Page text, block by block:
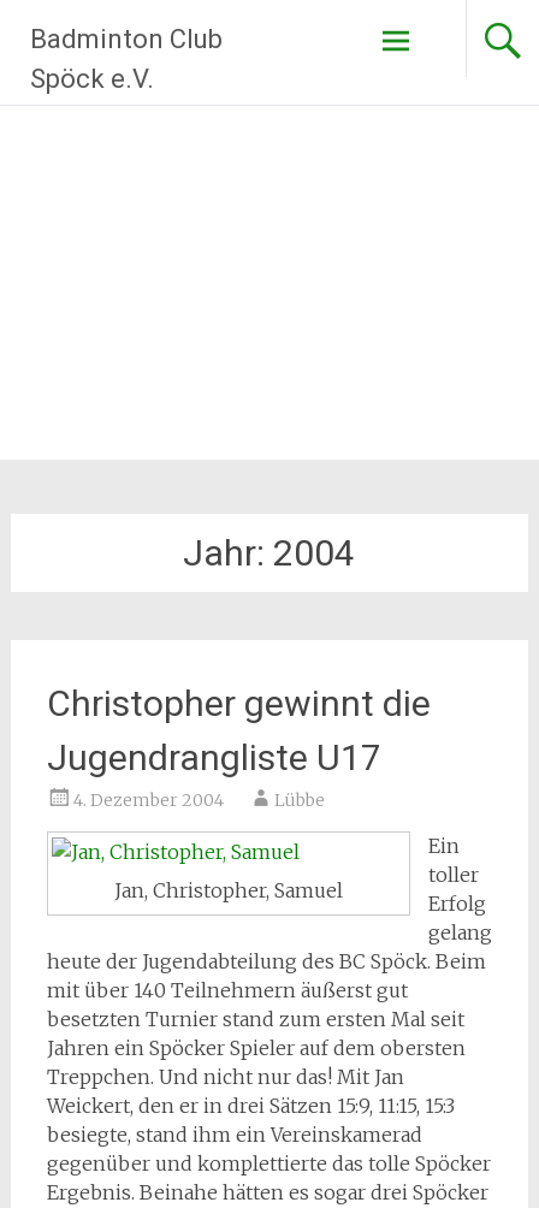
Inhalt
springen
Badminton Club
Spöck e.V.
Jahr: 2004
Christopher gewinnt die
Jugendrangliste U17
4. Dezember 2004 Lübbe
Jan, Christopher, Samuel
Ein
toller
Erfolg
gelang
heute der Jugendabteilung des BC Spöck. Beim
mit über 140 Teilnehmern äußerst gut
besetzten Turnier stand zum ersten Mal seit
Jahren ein Spöcker Spieler auf dem obersten
Treppchen. Und nicht nur das! Mit Jan
Weickert, den er in drei Sätzen 15:9, 11:15, 15:3
besiegte, stand ihm ein Vereinskamerad
gegenüber und komplettierte das tolle Spöcker
Ergebnis. Beinahe hätten es sogar drei Spöcker